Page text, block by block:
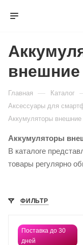
внешние
Главная — Каталог
Аксессуары для
Аккумуляторы внешние
Аккумуляторы
В каталоге
товары регулярно
ФИЛЬТР
Поставка до 30
дней